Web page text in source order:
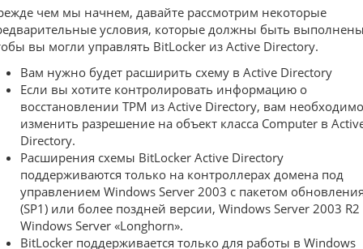
чем мы начнем, давайте рассмотрим некоторые
условия, которые должны быть
вы могли управлять BitLocker из Active Directory.
Вам нужно будет расширить схему в Active Directory
Если вы хотите контролировать информацию о
восстановлении TPM из Active Directory, вам необходимо
изменить разрешение на объект класса Computer в
Directory.
Расширения схемы BitLocker Active Directory
поддерживаются только на контроллерах домена под
управлением Windows Server 2003 с пакетом
(SP1) или более поздней версии, Windows Server 2003
Windows Server «Longhorn».
BitLocker поддерживается только для работы в Windows